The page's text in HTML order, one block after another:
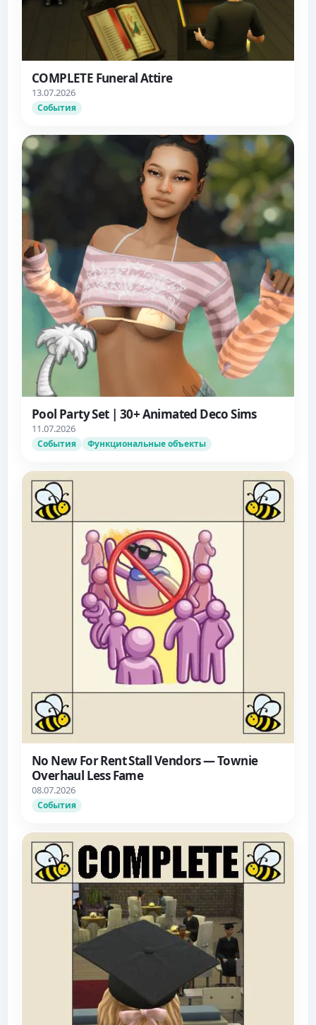
COMPLETE Funeral Attire
13.07.2026
События
Pool Party Set | 30+ Animated Deco Sims
11.07.2026
События Функциональные объекты
No New For Rent Stall Vendors — Townie
Overhaul Less Fame
08.07.2026
События